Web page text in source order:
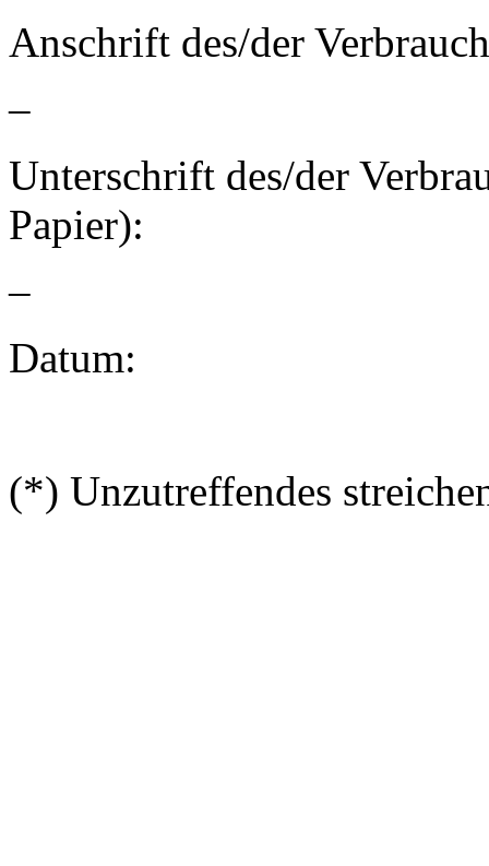
Anschrift des/der
–
Unterschrift des/der
Papier):
–
Datum:
(*) Unzutreffendes